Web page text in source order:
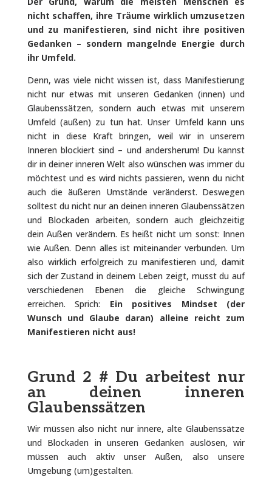
nicht schaffen, ihre Träume wirklich umzusetzen
und zu manifestieren, sind nicht ihre positiven
Gedanken – sondern mangelnde Energie durch
ihr Umfeld.
Denn, was viele nicht wissen ist, dass Manifestierung
nicht nur etwas mit unseren Gedanken (innen) und
Glaubenssätzen, sondern auch etwas mit unserem
Umfeld (außen) zu tun hat. Unser Umfeld kann uns
nicht in diese Kraft bringen, weil wir in unserem
Inneren blockiert sind – und andersherum! Du kannst
dir in deiner inneren Welt also wünschen was immer du
möchtest und es wird nichts passieren, wenn du nicht
auch die äußeren Umstände veränderst. Deswegen
solltest du nicht nur an deinen inneren Glaubenssätzen
und Blockaden arbeiten, sondern auch gleichzeitig
dein Außen verändern. Es heißt nicht um sonst: Innen
wie Außen. Denn alles ist miteinander verbunden. Um
also wirklich erfolgreich zu manifestieren und, damit
sich der Zustand in deinem Leben zeigt, musst du auf
verschiedenen Ebenen die gleiche Schwingung
erreichen. Sprich: Ein positives Mindset (der
Wunsch und Glaube daran) alleine reicht zum
Manifestieren nicht aus!
Grund 2 # Du arbeitest nur
an deinen inneren
Glaubenssätzen
Wir müssen also nicht nur innere, alte Glaubenssätze
und Blockaden in unseren Gedanken auslösen, wir
müssen auch aktiv unser Außen, also unsere
Umgebung (um)gestalten.